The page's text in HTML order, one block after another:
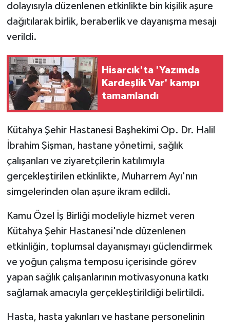
dolayısıyla düzenlenen etkinlikte bin kişilik aşure
dağıtılarak birlik, beraberlik ve dayanışma mesajı
verildi.
Hisarcık'ta 'Yazımda
Kardeşlik Var' kampı
tamamlandı
Kütahya Şehir Hastanesi Başhekimi Op. Dr. Halil
İbrahim Şişman, hastane yönetimi, sağlık
çalışanları ve ziyaretçilerin katılımıyla
gerçekleştirilen etkinlikte, Muharrem Ayı'nın
simgelerinden olan aşure ikram edildi.
Kamu Özel İş Birliği modeliyle hizmet veren
Kütahya Şehir Hastanesi'nde düzenlenen
etkinliğin, toplumsal dayanışmayı güçlendirmek
ve yoğun çalışma temposu içerisinde görev
yapan sağlık çalışanlarının motivasyonuna katkı
sağlamak amacıyla gerçekleştirildiği belirtildi.
Hasta, hasta yakınları ve hastane personelinin
GENEL
GÜNDEM
Güvenlik
HABERDE İNSAN
İNSAN
İş Dünyası
Jandarma
Kadın
KÜLTÜR SANAT
MAGAZİN
Otomobil
POLİTİKA
Sağlık